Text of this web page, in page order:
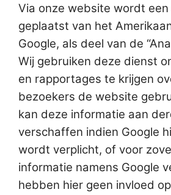
Via onze website wordt een
geplaatst van het
Google, als deel van de
Wij gebruiken deze dienst
en rapportages te krijgen
bezoekers de website
kan deze informatie aan
verschaffen indien Google
wordt verplicht, of voor
informatie namens Google
hebben hier geen invloed